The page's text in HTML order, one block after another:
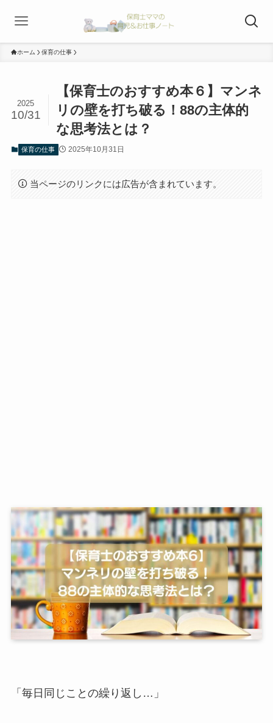
ホーム 保育の仕事
【保育士のおすすめ本６】マンネ
リの壁を打ち破る！88の主体的
な思考法とは？
2025
10/31
保育の仕事 2025年10月31日
当ページのリンクには広告が含まれています。
「毎日同じことの繰り返し…」